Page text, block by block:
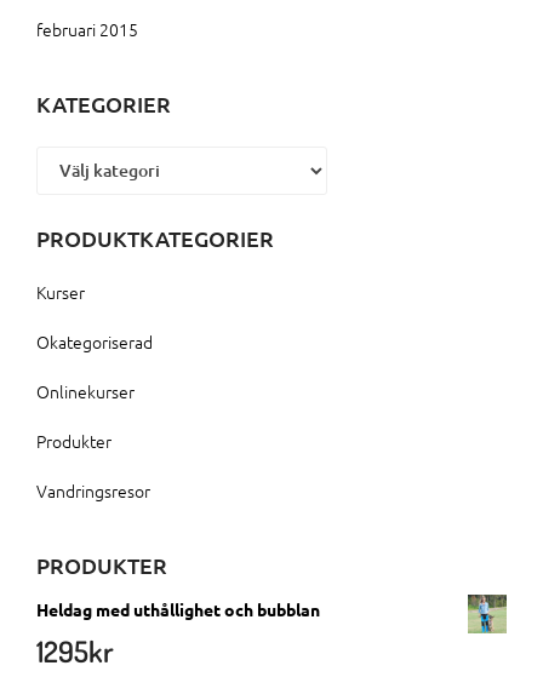
februari 2015
KATEGORIER
Kategorier
PRODUKTKATEGORIER
Kurser
Okategoriserad
Onlinekurser
Produkter
Vandringsresor
PRODUKTER
Heldag med uthållighet och bubblan
1295kr